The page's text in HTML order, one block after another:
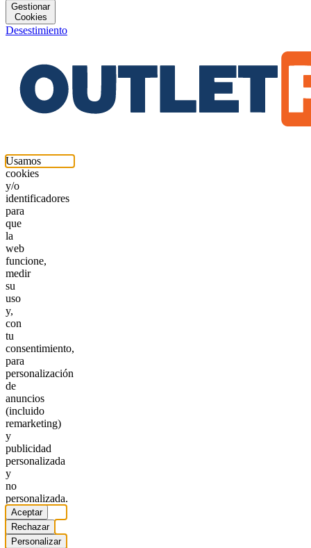
Gestionar
Cookies
Desestimiento
Usamos
cookies
y/o
identificadores
para
que
la
web
funcione,
medir
su
uso
y,
con
tu
consentimiento,
para
personalización
de
anuncios
(incluido
remarketing)
y
publicidad
personalizada
y
no
personalizada.
Aceptar
Rechazar
Personalizar